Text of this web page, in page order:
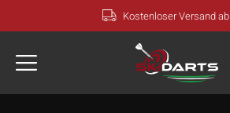
Inhalt
Kostenloser Versand ab